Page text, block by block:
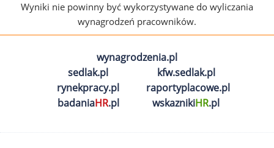
Wyniki nie powinny być wykorzystywane do wyliczania
wynagrodzeń pracowników.
wynagrodzenia.pl
sedlak.pl
kfw.sedlak.pl
rynekpracy.pl
raportyplacowe.pl
badaniaHR.pl wskaznikiHR.pl